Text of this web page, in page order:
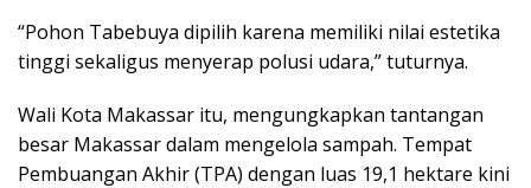
“Pohon Tabebuya dipilih karena memiliki nilai estetika
tinggi sekaligus menyerap polusi udara,” tuturnya.
Wali Kota Makassar itu, mengungkapkan tantangan
besar Makassar dalam mengelola sampah. Tempat
Pembuangan Akhir (TPA) dengan luas 19,1 hektare kini